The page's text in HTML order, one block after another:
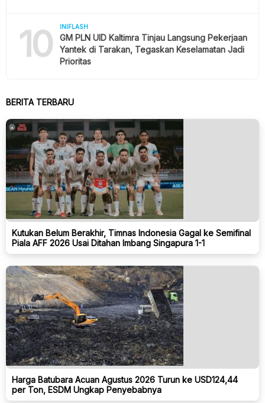
10 INIFLASH
GM PLN UID Kaltimra Tinjau Langsung Pekerjaan
Yantek di Tarakan, Tegaskan Keselamatan Jadi
Prioritas
BERITA TERBARU
Kutukan Belum Berakhir, Timnas Indonesia Gagal ke Semifinal
Piala AFF 2026 Usai Ditahan Imbang Singapura 1-1
Harga Batubara Acuan Agustus 2026 Turun ke USD124,44
per Ton, ESDM Ungkap Penyebabnya